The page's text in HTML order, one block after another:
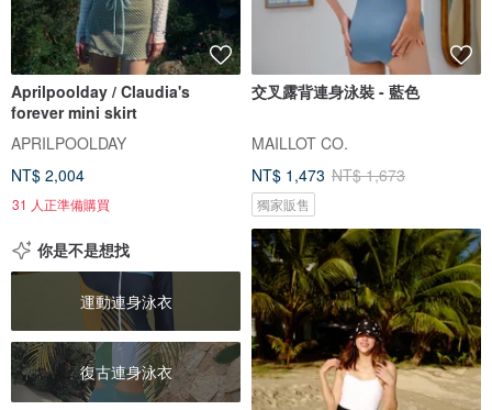
Aprilpoolday / Claudia's
forever mini skirt
APRILPOOLDAY
NT$ 2,004
31 人正準備購買
交叉露背連身泳裝 - 藍色
MAILLOT CO.
NT$ 1,473 NT$ 1,673
獨家販售
你是不是想找
運動連身泳衣
復古連身泳衣